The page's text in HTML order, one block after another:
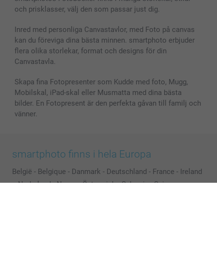
och prisklasser, välj den som passar just dig.
Inred med personliga Canvastavlor, med Foto på canvas
kan du föreviga dina bästa minnen. smartphoto erbjuder
flera olika storlekar, format och designs för din
Canvastavla.
Skapa fina Fotopresenter som Kudde med foto, Mugg,
Mobilskal, iPad-skal eller Musmatta med dina bästa
bilder. En Fotopresent är den perfekta gåvan till familj och
vänner.
smartphoto finns i hela Europa
België - Belgique - Danmark - Deutschland - France - Ireland
- Nederland - Norge - Österreich - Schweiz - Suisse -